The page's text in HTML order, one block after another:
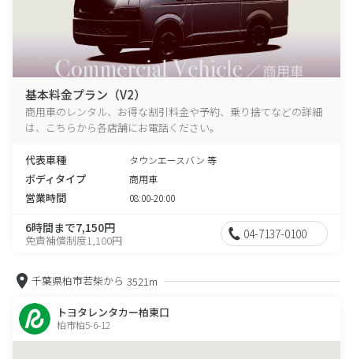
基本料金プラン（V2）
商用車のレンタル、お得な割引料金や予約、乗り捨てなどの詳細
は、こちらから各店舗にお電話ください。
代表車種 タウンエースバン 等
ボディタイプ 商用車
営業時間 08:00-20:00
6時間まで7,150円
免責補償制度1,100円 04-7137-0100
千葉県柏市若柴から 3521m
トヨタレンタカー柏東口
柏市柏5-6-12